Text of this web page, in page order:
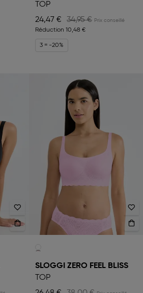
TOP
24,47 €
34,95 €
Réduction 10,48 €
3 = -20%
SLOGGI ZERO FEEL BLISS
TOP